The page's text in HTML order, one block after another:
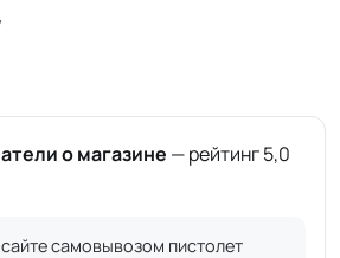
о магазине — рейтинг 5,0
самовывозом пистолет